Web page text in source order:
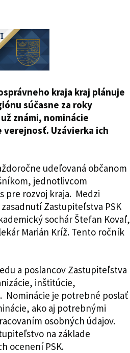
kraja kraj plánuje
súčasne za roky
známi, nominácie
Uzávierka ich
udeľovaná občanom
jednotlivcom
pre rozvoj kraja. Medzi
Zastupiteľstva PSK
sochár Štefan Kovaľ,
Marián Kríž. Tento ročník
a poslancov Zastupiteľstva
inštitúcie,
Nominácie je potrebné poslať
ako aj potrebnými
osobných údajov.
na základe
ocenení PSK.